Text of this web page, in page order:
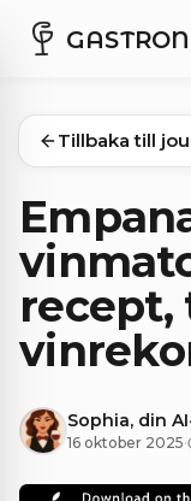
Tillbaka till
recept,
Sophia, din
16 oktober 2025·